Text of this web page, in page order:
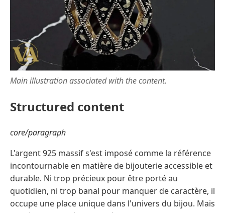
Main illustration associated with the content.
Structured content
core/paragraph
L'argent 925 massif s'est imposé comme la référence
incontournable en matière de bijouterie accessible et
durable. Ni trop précieux pour être porté au
quotidien, ni trop banal pour manquer de caractère, il
occupe une place unique dans l'univers du bijou. Mais